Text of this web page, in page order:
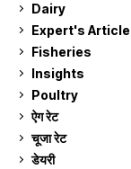
Dairy
Expert's Article
Fisheries
Insights
Poultry
ऐग रेट
चूजा रेट
डेयरी